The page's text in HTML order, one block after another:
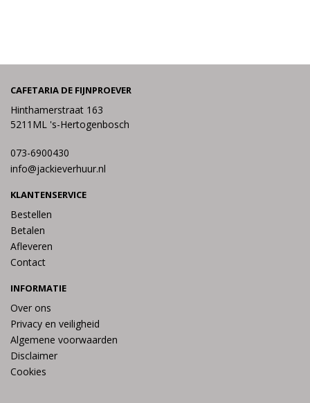
CAFETARIA DE FIJNPROEVER
Hinthamerstraat 163
5211ML 's-Hertogenbosch
073-6900430
info@jackieverhuur.nl
KLANTENSERVICE
Bestellen
Betalen
Afleveren
Contact
INFORMATIE
Over ons
Privacy en veiligheid
Algemene voorwaarden
Disclaimer
Cookies